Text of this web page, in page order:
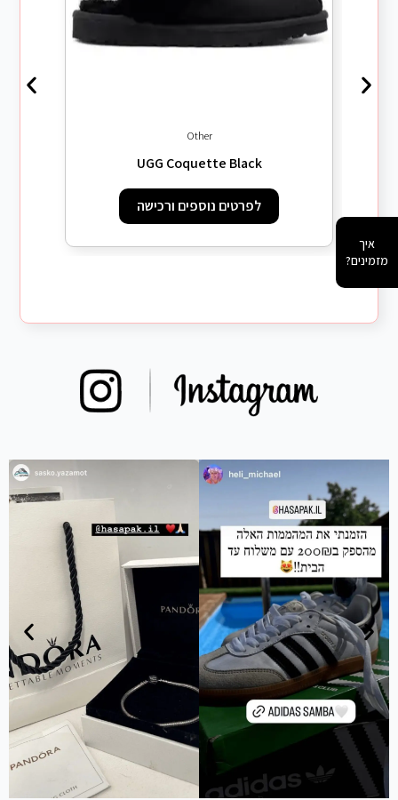
Other
UGG Coquette Black
לפרטים נוספים ורכישה
איך
מזמינים?